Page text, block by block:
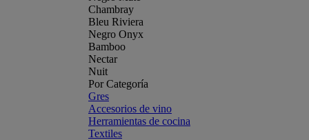
Chambray
Bleu Riviera
Negro Onyx
Bamboo
Nectar
Nuit
Por Categoría
Gres
Accesorios de vino
Herramientas de cocina
Textiles